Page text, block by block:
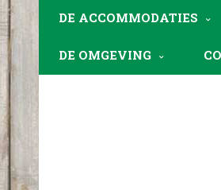
DE ACCOMMODATIES
DE OMGEVING